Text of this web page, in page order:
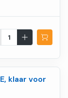
klaar voor